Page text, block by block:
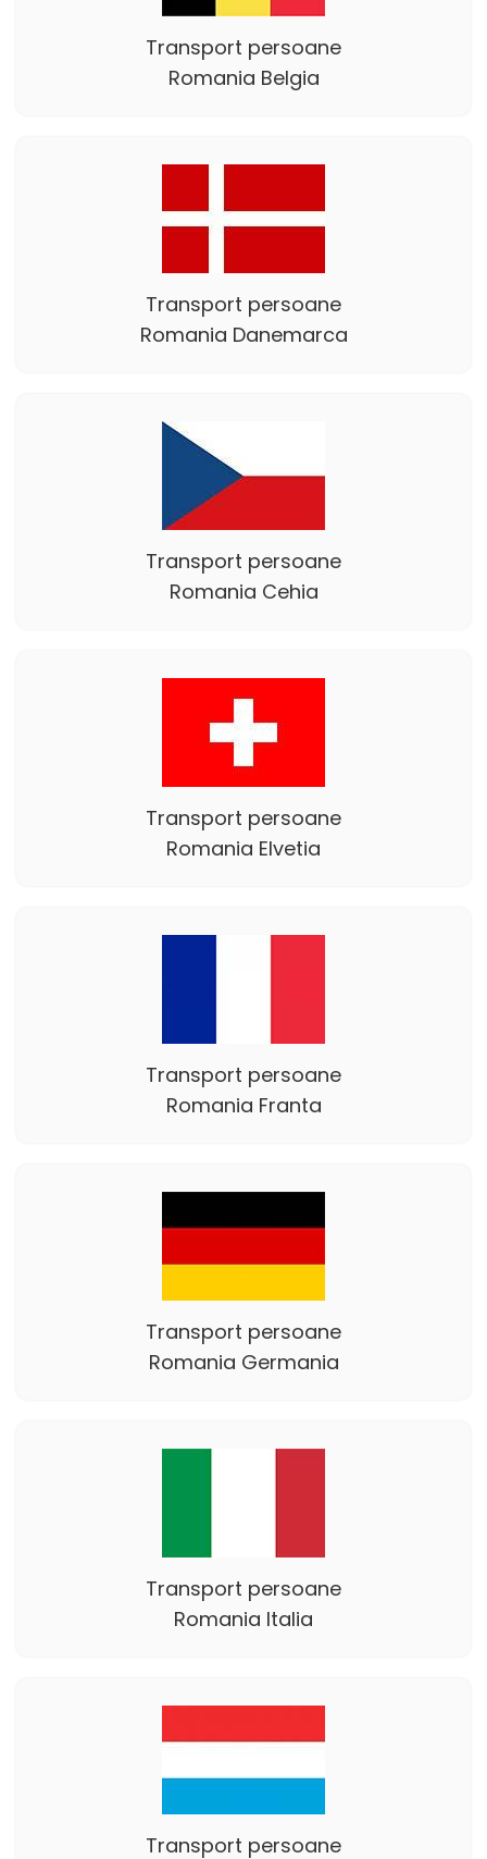
Transport persoane
Romania Belgia
Transport persoane
Romania Danemarca
Transport persoane
Romania Cehia
Transport persoane
Romania Elvetia
Transport persoane
Romania Franta
Transport persoane
Romania Germania
Transport persoane
Romania Italia
Transport persoane